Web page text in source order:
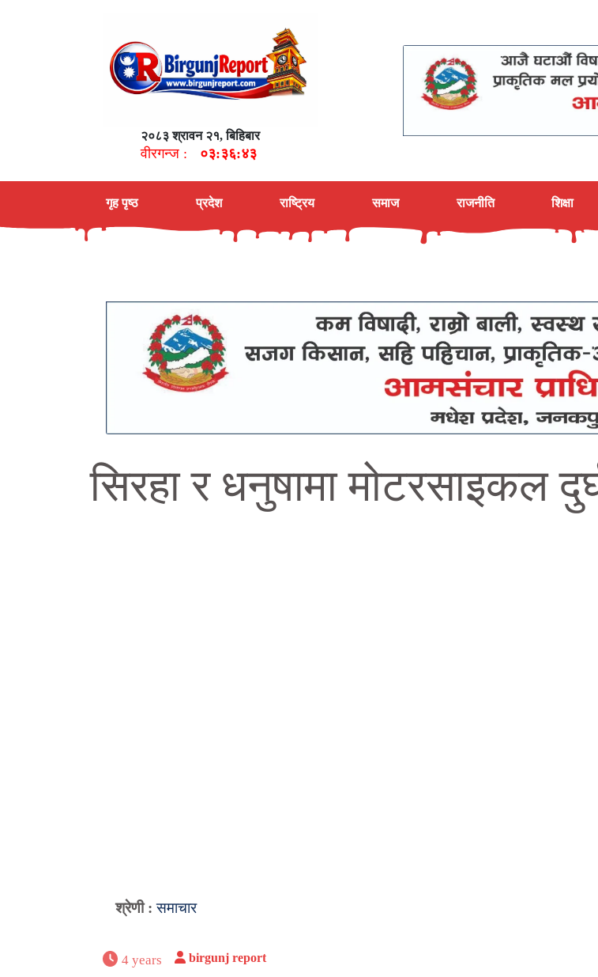
२०८३ श्रावन २१, बिहिबार
वीरगन्ज : ०३:३६:४४
गृह पृष्ठ प्रदेश राष्ट्रिय समाज राजनीति शिक्षा
सिरहा र धनुषामा मोटरसाइकल
श्रेणी :समाचार
4 years birgunj report